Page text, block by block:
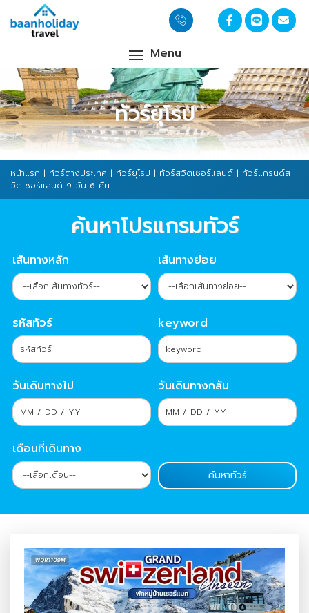
Menu
ทัวร์ยุโรป
หน้าแรก | ทัวร์ต่างประเทศ | ทัวร์ยุโรป | ทัวร์สวิตเซอร์แลนด์ | ทัวร์แกรนด์ส
วิตเซอร์แลนด์ 9 วัน 6 คืน
ค้นหาโปรแกรมทัวร์
เส้นทางหลัก เส้นทางย่อย
รหัสทัวร์ keyword
วันเดินทางไป วันเดินทางกลับ
เดือนที่เดินทาง